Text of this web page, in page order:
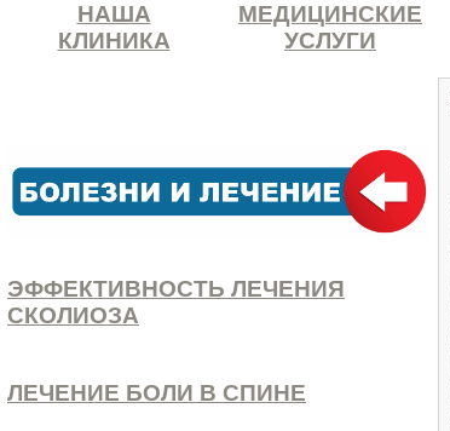
НАША
КЛИНИКА
МЕДИЦИНСКИЕ
УСЛУГИ
ЭФФЕКТИВНОСТЬ ЛЕЧЕНИЯ
СКОЛИОЗА
ЛЕЧЕНИЕ БОЛИ В СПИНЕ